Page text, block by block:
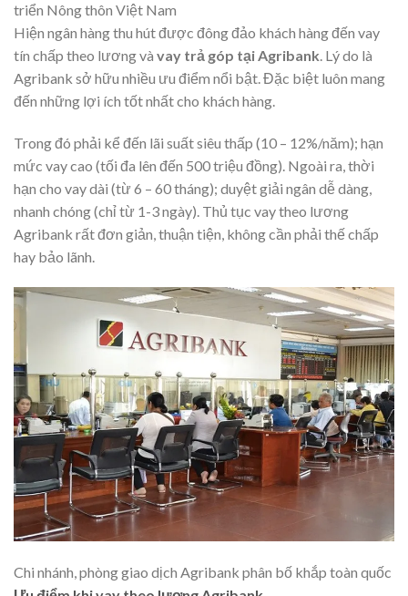
triển Nông thôn Việt Nam
Hiện ngân hàng thu hút được đông đảo khách hàng đến vay
tín chấp theo lương và vay trả góp tại Agribank. Lý do là
Agribank sở hữu nhiều ưu điểm nổi bật. Đặc biệt luôn mang
đến những lợi ích tốt nhất cho khách hàng.
Trong đó phải kể đến lãi suất siêu thấp (10 – 12%/năm); hạn
mức vay cao (tối đa lên đến 500 triệu đồng). Ngoài ra, thời
hạn cho vay dài (từ 6 – 60 tháng); duyệt giải ngân dễ dàng,
nhanh chóng (chỉ từ 1-3 ngày). Thủ tục vay theo lương
Agribank rất đơn giản, thuận tiện, không cần phải thế chấp
hay bảo lãnh.
Chi nhánh, phòng giao dịch Agribank phân bố khắp toàn quốc